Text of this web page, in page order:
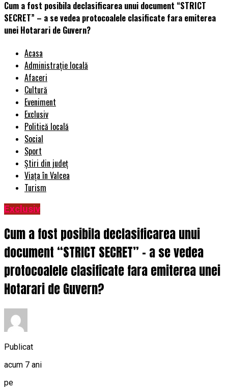
Cum a fost posibila declasificarea unui document “STRICT
SECRET” – a se vedea protocoalele clasificate fara emiterea
unei Hotarari de Guvern?
Acasa
Administrație locală
Afaceri
Cultură
Eveniment
Exclusiv
Politică locală
Social
Sport
Știri din județ
Viața în Valcea
Turism
Exclusiv
Cum a fost posibila declasificarea unui
document “STRICT SECRET” – a se vedea
protocoalele clasificate fara emiterea unei
Hotarari de Guvern?
Publicat
acum 7 ani
pe